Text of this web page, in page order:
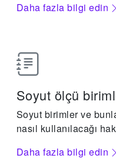
Daha fazla bilgi edin
Soyut ölçü
Soyut birimler ve
nasıl kullanılacağı
Daha fazla bilgi edin